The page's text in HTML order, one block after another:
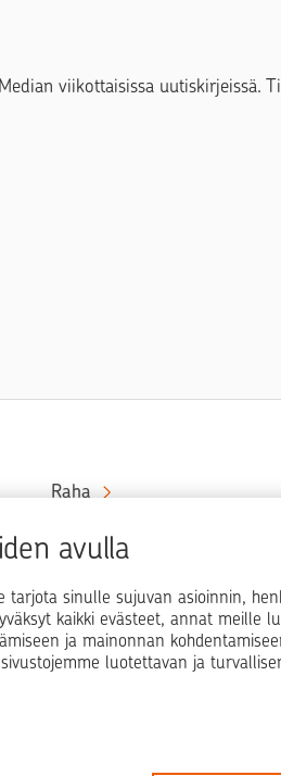
avulla
tarjota sinulle sujuvan asioinnin,
kaikki evästeet, annat meille
ja mainonnan
luotettavan ja
viikottaisissa uutiskirjeissä.
Raha
Yrityselämä
Blogit ja puheenvuorot